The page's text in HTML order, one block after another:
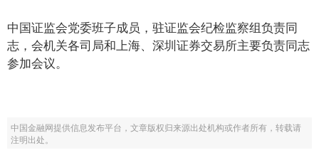
中国证监会党委班子成员，驻证监会纪检监察组负责同
志，会机关各司局和上海、深圳证券交易所主要负责同志
参加会议。
中国金融网提供信息发布平台，文章版权归来源出处机构或作者所有，转载请
注明出处。